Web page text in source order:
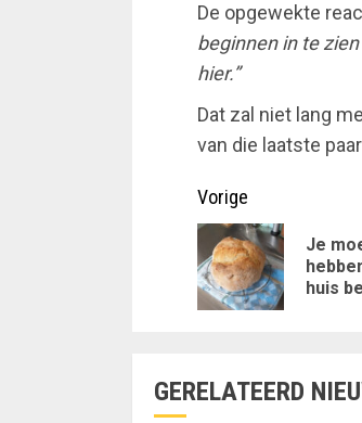
De opgewekte
beginnen in te
hier.”
Dat zal niet lang
van die laatste
Doorgaan
met
lezen
Vorige
Je
huis
GERELATEERD